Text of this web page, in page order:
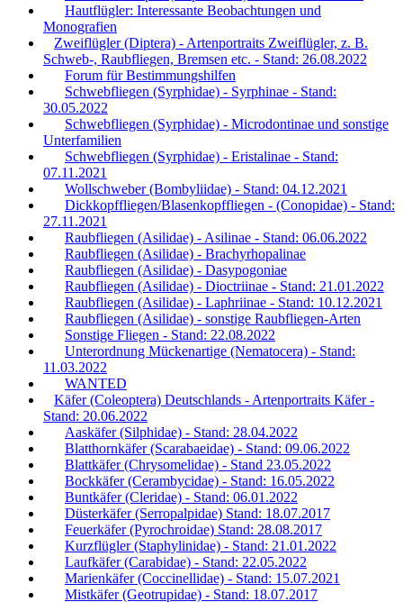
Hautflügler: Interessante Beobachtungen und
Monografien
Zweiflügler (Diptera) - Artenportraits Zweiflügler, z. B.
Schweb-, Raubfliegen, Bremsen etc. - Stand: 26.08.2022
Forum für Bestimmungshilfen
Schwebfliegen (Syrphidae) - Syrphinae - Stand:
30.05.2022
Schwebfliegen (Syrphidae) - Microdontinae und sonstige
Unterfamilien
Schwebfliegen (Syrphidae) - Eristalinae - Stand:
07.11.2021
Wollschweber (Bombyliidae) - Stand: 04.12.2021
Dickkopffliegen/Blasenkopffliegen - (Conopidae) - Stand:
27.11.2021
Raubfliegen (Asilidae) - Asilinae - Stand: 06.06.2022
Raubfliegen (Asilidae) - Brachyrhopalinae
Raubfliegen (Asilidae) - Dasypogoniae
Raubfliegen (Asilidae) - Dioctriinae - Stand: 21.01.2022
Raubfliegen (Asilidae) - Laphriinae - Stand: 10.12.2021
Raubfliegen (Asilidae) - sonstige Raubfliegen-Arten
Sonstige Fliegen - Stand: 22.08.2022
Unterordnung Mückenartige (Nematocera) - Stand:
11.03.2022
WANTED
Käfer (Coleoptera) Deutschlands - Artenportraits Käfer -
Stand: 20.06.2022
Aaskäfer (Silphidae) - Stand: 28.04.2022
Blatthornkäfer (Scarabaeidae) - Stand: 09.06.2022
Blattkäfer (Chrysomelidae) - Stand 23.05.2022
Bockkäfer (Cerambycidae) - Stand: 16.05.2022
Buntkäfer (Cleridae) - Stand: 06.01.2022
Düsterkäfer (Serropalpidae) Stand: 18.07.2017
Feuerkäfer (Pyrochroidae) Stand: 28.08.2017
Kurzflügler (Staphylinidae) - Stand: 21.01.2022
Laufkäfer (Carabidae) - Stand: 22.05.2022
Marienkäfer (Coccinellidae) - Stand: 15.07.2021
Mistkäfer (Geotrupidae) - Stand: 18.07.2017